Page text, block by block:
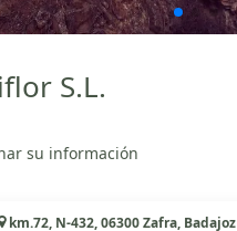
S.L.
su información
km.72, N-432, 06300 Zafra, Badajoz